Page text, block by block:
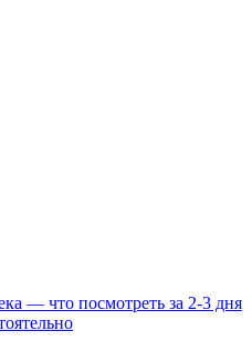
— что посмотреть за 2-3 дня